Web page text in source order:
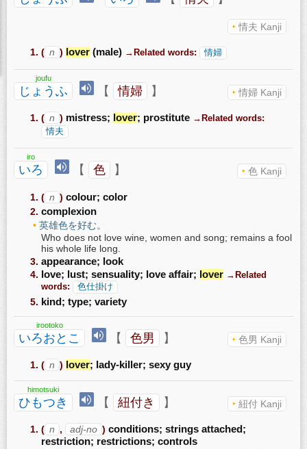
情夫 Kanji
( n ) lover (male) →Related words: 情婦
じょうふ
joufu
【 情婦 】 情婦 Kanji
( n ) mistress; lover; prostitute →Related words:
情夫
いろ
iro
【 色 】 色 Kanji
( n ) colour; color
complexion
英雄色を好む。
Who does not love wine, women and song; remains a fool
his whole life long.
appearance; look
love; lust; sensuality; love affair; lover →Related
words:
色仕掛け
kind; type; variety
いろおとこ
irootoko
【 色男 】 色男 Kanji
( n ) lover; lady-killer; sexy guy
ひもつき
himotsuki
【 紐付き 】 紐付 Kanji
( n , adj-no ) conditions; strings attached;
restriction; restrictions; controls